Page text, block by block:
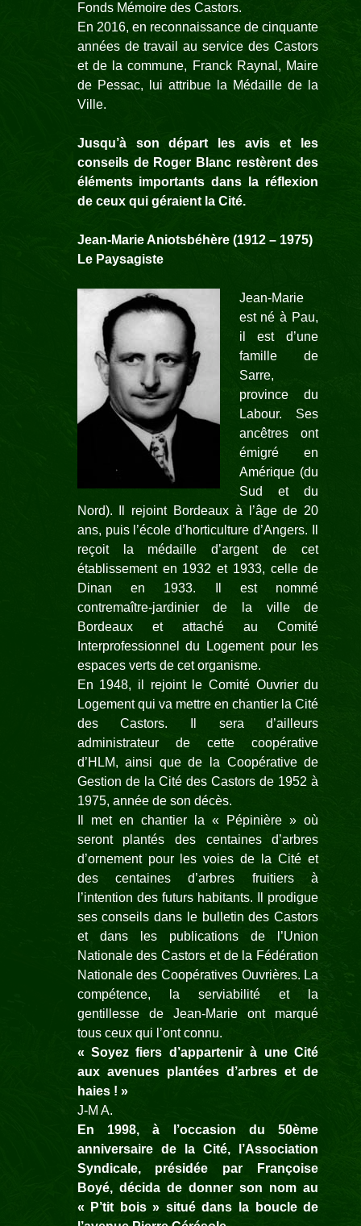
Fonds Mémoire des Castors.
En 2016, en reconnaissance de cinquante
années de travail au service des Castors
et de la commune, Franck Raynal, Maire
de Pessac, lui attribue la Médaille de la
Ville.
Jusqu’à son départ les avis et les
conseils de Roger Blanc restèrent des
éléments importants dans la réflexion
de ceux qui géraient la Cité.
Jean-Marie Aniotsbéhère (1912 –1975)
Le Paysagiste
Jean-Marie
est né à Pau,
il est d’une
famille de
Sarre,
province du
Labour. Ses
ancêtres ont
émigré en
Amérique (du
Sud et du
Nord). Il rejoint Bordeaux à l’âge de 20
ans, puis l’école d’horticulture d’Angers. Il
reçoit la médaille d’argent de cet
établissement en 1932 et 1933, celle de
Dinan en 1933. Il est nommé
contremaître-jardinier de la ville de
Bordeaux et attaché au Comité
Interprofessionnel du Logement pour les
espaces verts de cet organisme.
En 1948, il rejoint le Comité Ouvrier du
Logement qui va mettre en chantier la Cité
des Castors. Il sera d’ailleurs
administrateur de cette coopérative
d’HLM, ainsi que de la Coopérative de
Gestion de la Cité des Castors de 1952 à
1975, année de son décès.
Il met en chantier la « Pépinière » où
seront plantés des centaines d’arbres
d’ornement pour les voies de la Cité et
des centaines d’arbres fruitiers à
l’intention des futurs habitants. Il prodigue
ses conseils dans le bulletin des Castors
et dans les publications de l’Union
Nationale des Castors et de la Fédération
Nationale des Coopératives Ouvrières. La
compétence, la serviabilité et la
gentillesse de Jean-Marie ont marqué
tous ceux qui l’ont connu.
«Soyez fiers d’appartenir à une Cité
aux avenues plantées d’arbres et de
haies ! »
J-M A.
En 1998, à l’occasion du 50ème
anniversaire de la Cité, l’Association
Syndicale, présidée par Françoise
Boyé, décida de donner son nom au
« P’tit bois » situé dans la boucle de